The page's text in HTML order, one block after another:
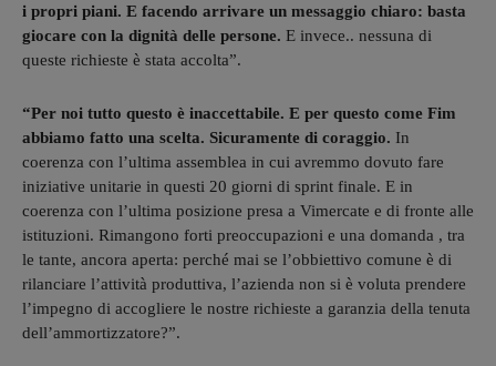
i propri piani. E facendo arrivare un messaggio chiaro: basta
giocare con la dignità delle persone. E invece.. nessuna di
queste richieste è stata accolta”.
“Per noi tutto questo è inaccettabile. E per questo come Fim
abbiamo fatto una scelta. Sicuramente di coraggio. In
coerenza con l’ultima assemblea in cui avremmo dovuto fare
iniziative unitarie in questi 20 giorni di sprint finale. E in
coerenza con l’ultima posizione presa a Vimercate e di fronte alle
istituzioni. Rimangono forti preoccupazioni e una domanda , tra
le tante, ancora aperta: perché mai se l’obbiettivo comune è di
rilanciare l’attività produttiva, l’azienda non si è voluta prendere
l’impegno di accogliere le nostre richieste a garanzia della tenuta
dell’ammortizzatore?”.